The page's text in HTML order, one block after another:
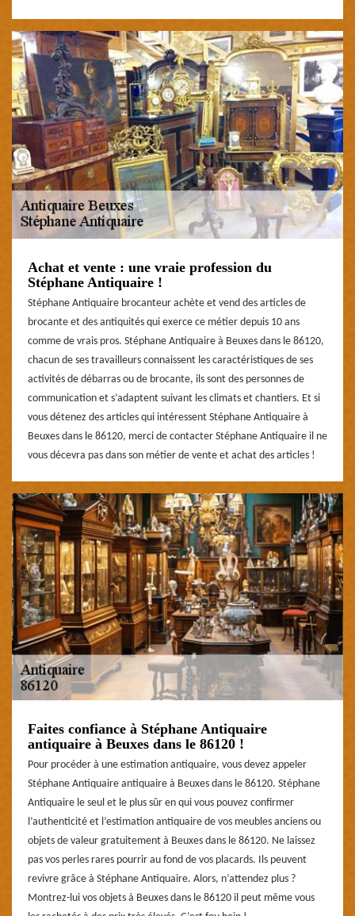
Achat et vente : une vraie profession du
Stéphane Antiquaire !
Stéphane Antiquaire brocanteur achète et vend des articles de
brocante et des antiquités qui exerce ce métier depuis 10 ans
comme de vrais pros. Stéphane Antiquaire à Beuxes dans le 86120,
chacun de ses travailleurs connaissent les caractéristiques de ses
activités de débarras ou de brocante, ils sont des personnes de
communication et s’adaptent suivant les climats et chantiers. Et si
vous détenez des articles qui intéressent Stéphane Antiquaire à
Beuxes dans le 86120, merci de contacter Stéphane Antiquaire il ne
vous décevra pas dans son métier de vente et achat des articles !
Faites confiance à Stéphane Antiquaire
antiquaire à Beuxes dans le 86120 !
Pour procéder à une estimation antiquaire, vous devez appeler
Stéphane Antiquaire antiquaire à Beuxes dans le 86120. Stéphane
Antiquaire le seul et le plus sûr en qui vous pouvez confirmer
l’authenticité et l’estimation antiquaire de vos meubles anciens ou
objets de valeur gratuitement à Beuxes dans le 86120. Ne laissez
pas vos perles rares pourrir au fond de vos placards. Ils peuvent
revivre grâce à Stéphane Antiquaire. Alors, n’attendez plus ?
Montrez-lui vos objets à Beuxes dans le 86120 il peut même vous